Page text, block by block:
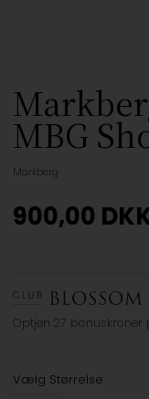
MBG
Markberg
900,00
Optjen 27 bonuskroner
Vælg Størrelse